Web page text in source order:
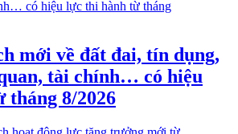
mới về đất đai, tín dụng,
tài chính… có hiệu
tháng 8/2026